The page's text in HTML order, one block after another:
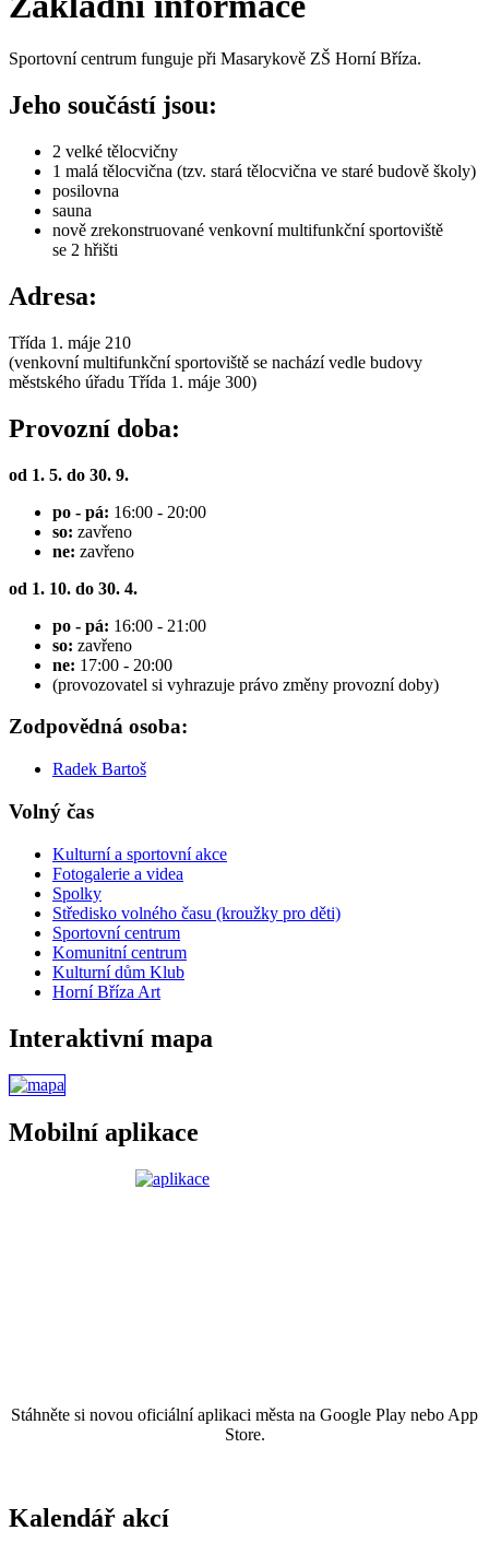
Sportovní centrum funguje při Masarykově ZŠ Horní Bříza.
Jeho součástí jsou:
2 velké tělocvičny
1 malá tělocvična (tzv. stará tělocvična ve staré budově školy)
posilovna
sauna
nově zrekonstruované venkovní multifunkční sportoviště
se 2 hřišti
Adresa:
Třída 1. máje 210
(venkovní multifunkční sportoviště se nachází vedle budovy
městského úřadu Třída 1. máje 300)
Provozní doba:
od 1. 5. do 30. 9.
po - pá: 16:00 - 20:00
so: zavřeno
ne: zavřeno
od 1. 10. do 30. 4.
po - pá: 16:00 - 21:00
so: zavřeno
ne: 17:00 - 20:00
(provozovatel si vyhrazuje právo změny provozní doby)
Zodpovědná osoba:
Radek Bartoš
Volný čas
Kulturní a sportovní akce
Fotogalerie a videa
Spolky
Středisko volného času (kroužky pro děti)
Sportovní centrum
Komunitní centrum
Kulturní dům Klub
Horní Bříza Art
Interaktivní mapa
Mobilní aplikace
Stáhněte si novou oficiální aplikaci města na Google Play nebo App
Store.
Kalendář akcí